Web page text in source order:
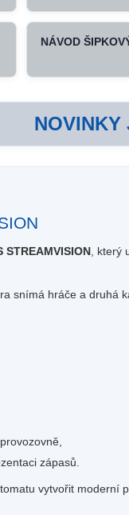
NÁVOD
NOVINKY
STREAMVISION, který
snímá hráče a druhá
zápasů.
vytvořit